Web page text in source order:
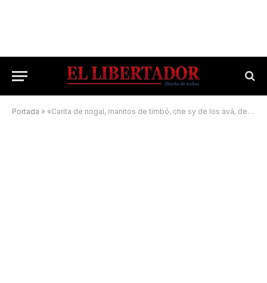
Portada » «Carita de nogal, manitos de timbó, che sy de los avá, del viejo Yaguarón»